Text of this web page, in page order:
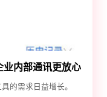
内部通讯更放心
的需求日益增长。